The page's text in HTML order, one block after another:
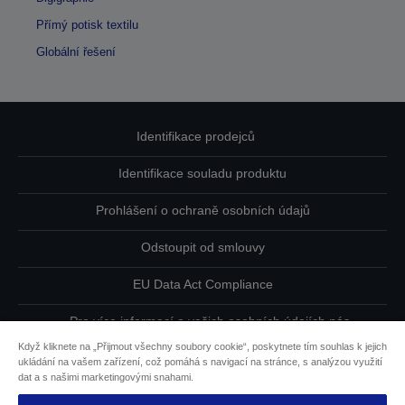
Přímý potisk textilu
Globální řešení
Identifikace prodejců
Identifikace souladu produktu
Prohlášení o ochraně osobních údajů
Odstoupit od smlouvy
EU Data Act Compliance
Pro více informací o vašich osobních údajích nás
Informace o souborech cookie
Když kliknete na „Přijmout všechny soubory cookie“, poskytnete tím souhlas k jejich
ukládání na vašem zařízení, což pomáhá s navigací na stránce, s analýzou využití
dat a s našimi marketingovými snahami.